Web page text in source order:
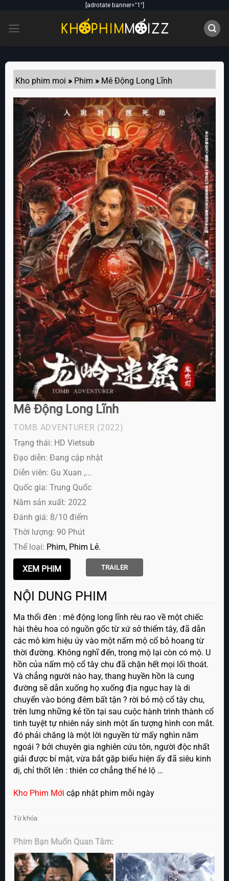
content
[adrotate banner="1"]
Kho phim moi » Phim » Mê Động Long Lĩnh
Mê Động Long Lĩnh
TOMB ADVENTURER (2022)
Trạng thái: HD Vietsub
Đạo diễn: Đang cập nhật
Diễn viên: Gu Xuan ,...
Quốc gia: Trung Quốc
Năm sản xuất: 2022
Đánh giá: 8/10 điểm
Thời lượng: 90 Phút
Thể loại: Phim Phim Lẻ
TRAILER
NỘI DUNG PHIM
Ma thổi đèn : mê động long lĩnh rêu rao về một chiếc
hài thêu hoa có nguồn gốc từ xứ sở thiểm tây, đã dẫn
các mô kim hiệu úy vào một nấm mộ cổ bỏ hoang từ
thời đường. Không nghĩ đến, trong mộ lại còn có mộ. U
hồn của nấm mộ cổ tây chu đã chặn hết mọi lối thoát.
Và chẳng người nào hay, thang huyền hồn là cung
đường sẽ dẫn xuống họ xuống địa ngục hay là di
chuyển vào bóng đêm bất tận ? rời bỏ mộ cổ tây chu,
trên lưng những kẻ tồn tại sau cuộc hành trình thành cổ
tinh tuyệt tự nhiên nảy sinh một ấn tượng hình con mắt.
đó phải chăng là một lời nguyền từ mấy nghìn năm
ngoái ? bởi chuyên gia nghiên cứu tôn, người độc nhất
giải được bí mật, vừa bắt gặp biểu hiện ấy đã siêu kinh
dị, chỉ thốt lên : thiên cơ chẳng thể hé lộ …
Kho Phim Mới cập nhật phim mỗi ngày
Từ khóa
Phim Bạn Muốn Quan Tâm: